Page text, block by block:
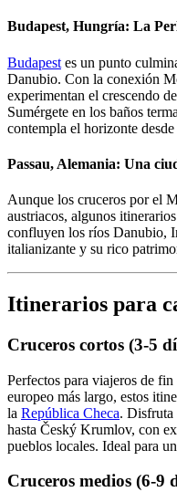
Budapest, Hungría: La
Budapest es un punto
Danubio. Con la conexión
experimentan el crescendo
Sumérgete en los baños
contempla el horizonte
Passau, Alemania: Una
Aunque los cruceros por el
austriacos, algunos
confluyen los ríos Danubio,
italianizante y su rico
Itinerarios para
Cruceros cortos (3-5
Perfectos para viajeros de
europeo más largo, estos
la República Checa. Disfruta
hasta Český Krumlov, con
pueblos locales. Ideal para
Cruceros medios (6-9